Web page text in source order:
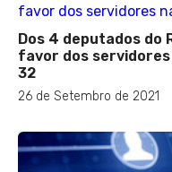
Dos 4 deputados do
favor dos servidores
32
26 de Setembro de 2021